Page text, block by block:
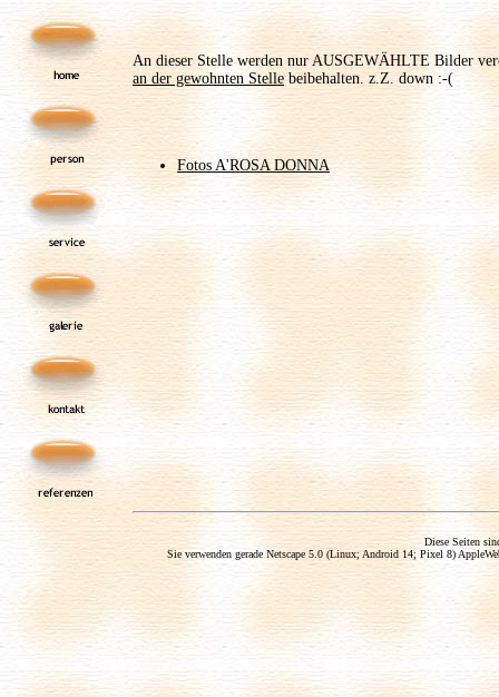
An dieser Stelle werden nur AUSGEWÄHLTE Bilder
an der gewohnten Stellebeibehalten. z.Z. down :-(
Fotos A'ROSA DONNA
Diese Seiten
Sie verwenden gerade Netscape 5.0 (Linux; Android 14; Pixel 8)